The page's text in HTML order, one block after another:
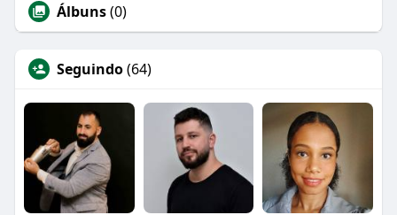
Álbuns(0)
Seguindo(64)